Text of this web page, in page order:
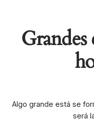
Grandes
Algo grande está se
será